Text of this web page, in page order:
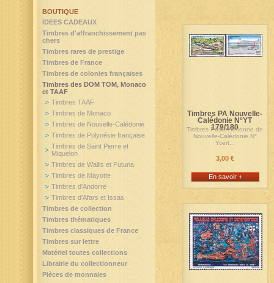
Timbres PA Nouvelle-
Calédonie N°YT
179/180
Timbres Poste Aérienne de
Nouvelle-Calédonie N°
Yvert...
3,00 €
En savoir +
BOUTIQUE
IDEES CADEAUX
Timbres d'affranchissement pas
chers
Timbres rares de prestige
Timbres de France
Timbres de colonies françaises
Timbres des DOM TOM, Monaco
et TAAF
Timbres TAAF
Timbres de Monaco
Timbres de Nouvelle-Calédonie
Timbres de Polynésie française
Timbres de Saint Pierre et
Miquelon
Timbres de Wallis et Futuna
Timbres de Mayotte
Timbres d'Andorre
Timbres d'Afars et Issas
Timbres de collection
Timbres thématiques
Timbres classiques de France
Timbres sur lettre
Matériel toutes collections
Librairie du collectionneur
Pièces de monnaies